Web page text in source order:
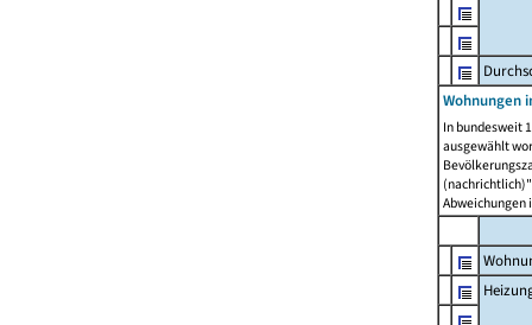
Wohnungen
In bundesweit
ausgewählt
Abweichungen